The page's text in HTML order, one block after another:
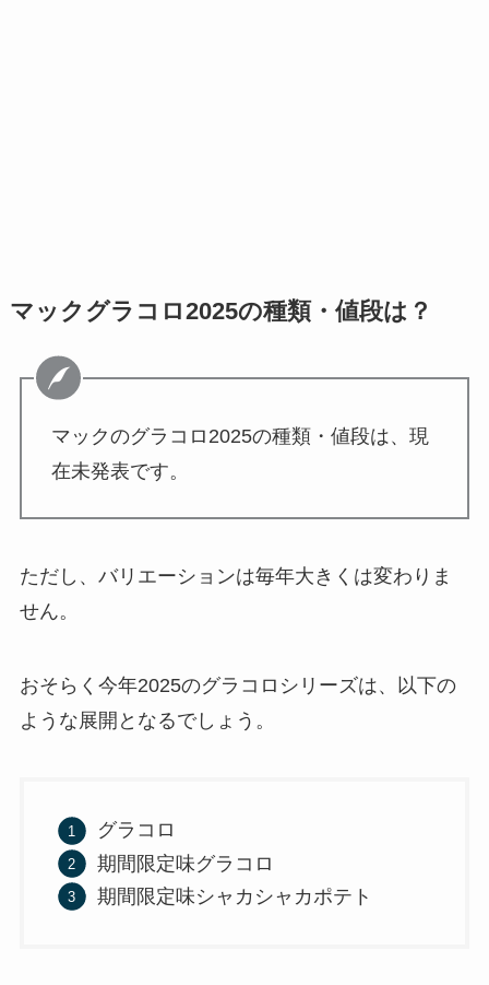
マックグラコロ2025の種類・値段は？
マックのグラコロ2025の種類・値段は、現
在未発表です。
ただし、バリエーションは毎年大きくは変わりま
せん。
おそらく今年2025のグラコロシリーズは、以下の
ような展開となるでしょう。
グラコロ
期間限定味グラコロ
期間限定味シャカシャカポテト